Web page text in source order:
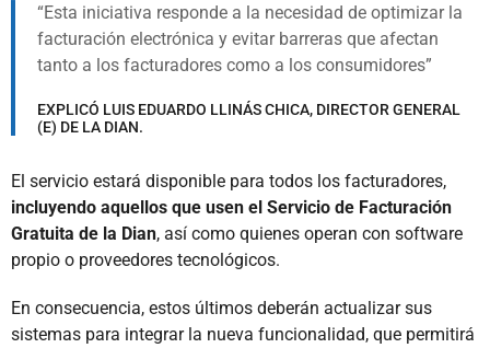
Esta iniciativa responde a la necesidad de optimizar la
facturación electrónica y evitar barreras que afectan
tanto a los facturadores como a los consumidores
EXPLICÓ LUIS EDUARDO LLINÁS CHICA, DIRECTOR GENERAL
(E) DE LA DIAN.
El servicio estará disponible para todos los facturadores,
incluyendo aquellos que usen el Servicio de Facturación
Gratuita de la Dian, así como quienes operan con software
propio o proveedores tecnológicos.
En consecuencia, estos últimos deberán actualizar sus
sistemas para integrar la nueva funcionalidad, que permitirá